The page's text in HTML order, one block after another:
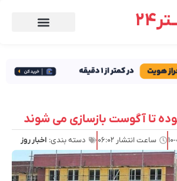
ساعت انتشار ۰۶:۰۲ دسته بندی: اخبار روز